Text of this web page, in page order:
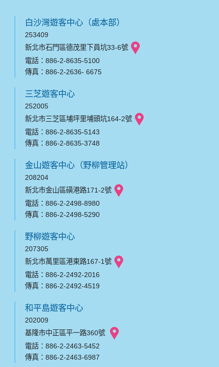
白沙灣遊客中心（處本部）
253409
新北市石門區德茂里下員坑33-6號
電話：886-2-8635-5100
傳真：886-2-2636- 6675
三芝遊客中心
252005
新北市三芝區埔坪里埔頭坑164-2號
電話：886-2-8635-5143
傳真：886-2-8635-3748
金山遊客中心（野柳管理站）
208204
新北市金山區磺港路171-2號
電話：886-2-2498-8980
傳真：886-2-2498-5290
野柳遊客中心
207305
新北市萬里區港東路167-1號
電話：886-2-2492-2016
傳真：886-2-2492-4519
和平島遊客中心
202009
基隆市中正區平一路360號
電話：886-2-2463-5452
傳真：886-2-2463-6987